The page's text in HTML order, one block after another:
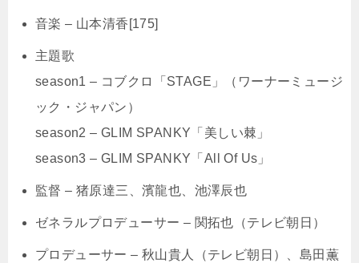
音楽 – 山本清香[175]
主題歌
season1 – コブクロ「STAGE」（ワーナーミュージ
ック・ジャパン）
season2 – GLIM SPANKY「美しい棘」
season3 – GLIM SPANKY「All Of Us」
監督 – 猪原達三、濱龍也、池澤辰也
ゼネラルプロデューサー – 関拓也（テレビ朝日）
プロデューサー – 秋山貴人（テレビ朝日）、島田薫